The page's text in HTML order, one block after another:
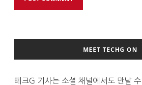
MEET TECHG ON
테크G 기사는 소셜 채널에서도 만날 수